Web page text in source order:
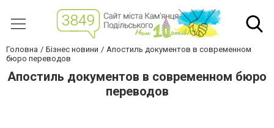
Головна Бізнес новини
Апостиль документов в современном
бюро переводов
Апостиль документов в современном бюро
переводов